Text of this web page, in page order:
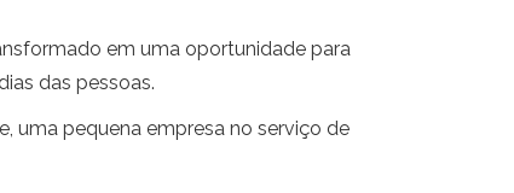
em uma oportunidade para
das pessoas.
uma pequena empresa no serviço de